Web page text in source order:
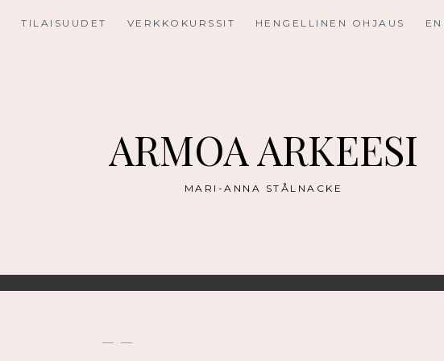
TILAISUUDET VERKKOKURSSIT HENGELLINEN OHJAUS
ARMOA ARKEESI
MARI-ANNA STÅLNACKE
— —